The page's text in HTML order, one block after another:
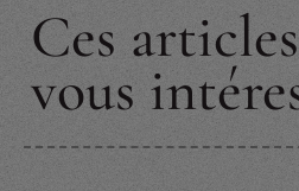
Ces
vous